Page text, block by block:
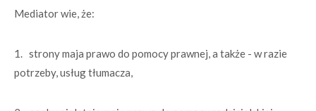
Mediator wie, że:
1. strony maja prawo do pomocy prawnej, a także - w razie
potrzeby, usług tłumacza,